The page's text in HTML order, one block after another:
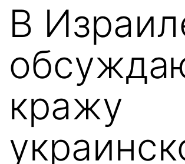
В
кражу